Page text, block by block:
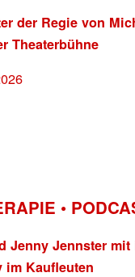
der Regie von
Theaterbühne
•
Jenny Jennster mit
im Kaufleuten